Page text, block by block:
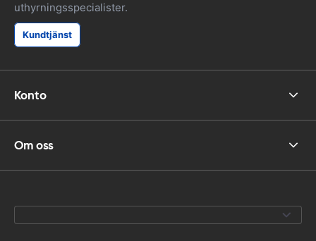
uthyrningsspecialister.
Kundtjänst
Konto
Om oss